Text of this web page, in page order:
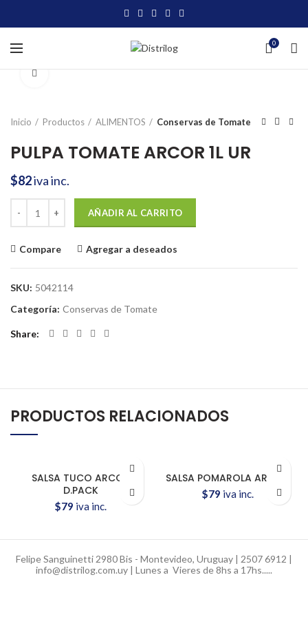
0
Inicio Productos ALIMENTOS Conservas de Tomate
PULPA TOMATE ARCOR 1L UR
$82iva inc.
AÑADIR AL CARRITO
Compare Agregar a deseados
SKU: 5042114
Categoría: Conservas de Tomate
Share
PRODUCTOS RELACIONADOS
SALSA TUCO ARCOR
D.PACK
$79 iva inc.
SALSA POMAROLA ARCOR
$79 iva inc.
Felipe Sanguinetti 2980 Bis - Montevideo, Uruguay | 2507 6912 |
info@distrilog.com.uy | Lunes a Vieres de 8hs a 17hs.....